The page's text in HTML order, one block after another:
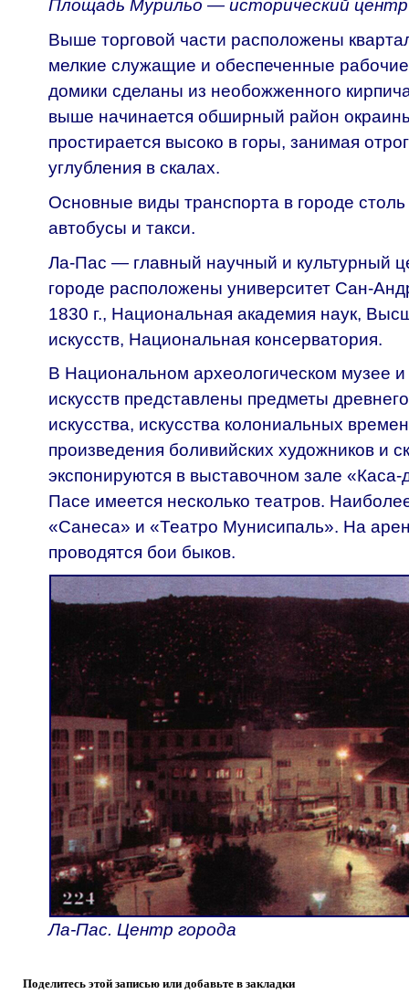
Площадь Мурильо — исторический
Выше торговой части расположены
мелкие служащие и обеспеченные
домики сделаны из необожженного
выше начинается обширный район
простирается высоко в горы, занимая
углубления в скалах.
Основные виды транспорта в городе
автобусы и такси.
Ла-Пас — главный научный и культурный
городе расположены университет Сан-
1830 г., Национальная академия наук,
искусств, Национальная консерватория.
В Национальном археологическом музее
искусств представлены предметы
искусства, искусства колониальных
произведения боливийских художников и
экспонируются в выставочном зале
Пасе имеется несколько театров.
«Санеса» и «Театро Мунисипаль». На
проводятся бои быков.
Ла-Пас. Центр города
Поделитесь этой записью или добавьте в закладки